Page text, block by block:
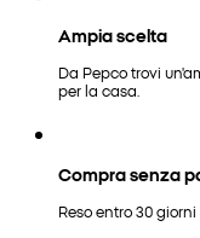
Ampia scelta
Da Pepco trovi
per la casa.
Compra senza
Reso entro 30